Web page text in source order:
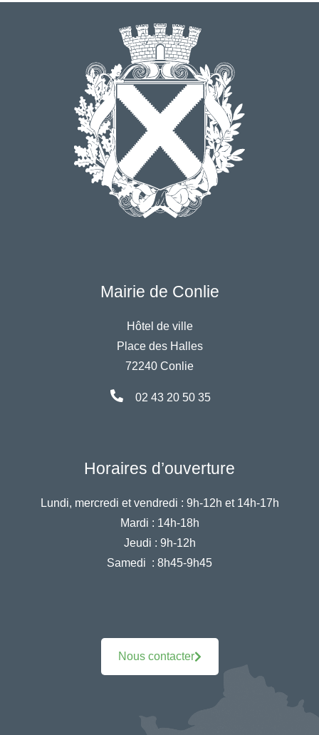
Mairie de Conlie
Hôtel de ville
Place des Halles
72240 Conlie
02 43 20 50 35
Horaires d’ouverture
Lundi, mercredi et vendredi : 9h-12h et 14h-17h
Mardi : 14h-18h
Jeudi : 9h-12h
Samedi : 8h45-9h45
Nous contacter